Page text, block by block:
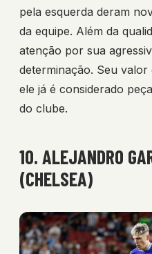
pela esquerda deram
da equipe. Além da
atenção por sua
determinação. Seu
ele já é considerado
do clube.
10. ALEJANDRO
(CHELSEA)